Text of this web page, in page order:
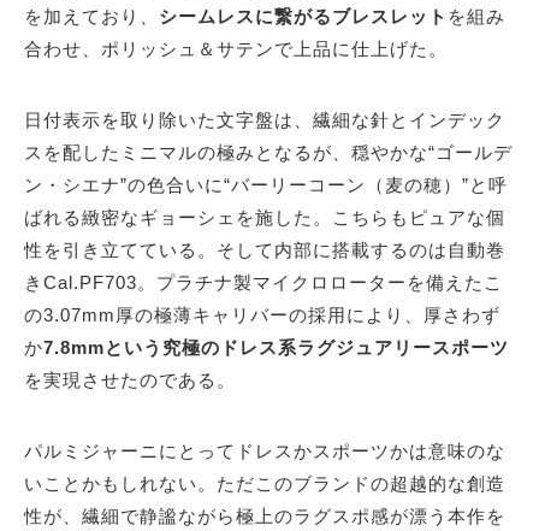
を加えており、 シームレスに繋がるブレスレット を組み
合わせ、ポリッシュ＆サテンで上品に仕上げた。
日付表示を取り除いた文字盤は、繊細な針とインデック
スを配したミニマルの極みとなるが、穏やかな“ゴールデ
ン・シエナ”の色合いに“バーリーコーン（麦の穂）”と呼
ばれる緻密なギョーシェを施した。こちらもピュアな個
性を引き立てている。そして内部に搭載するのは自動巻
きCal.PF703。プラチナ製マイクロローターを備えたこ
の3.07mm厚の極薄キャリバーの採用により、厚さわず
か7.8mmという究極のドレス系ラグジュアリースポーツ
を実現させたのである。
パルミジャーニにとってドレスかスポーツかは意味のな
いことかもしれない。ただこのブランドの超越的な創造
性が、繊細で静謐ながら極上のラグスポ感が漂う本作を